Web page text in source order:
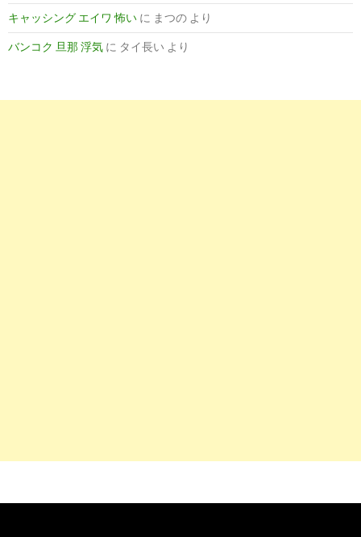
横浜市／医師、看護師、技師・技工士、カウンセラー／学歴不
8 http://nurse-senka.jp/contents/square/217066/
医師、看護師、技師・技工士、カウンセラー／学歴不問の転職
キャッシング エイワ 怖い に まつの より
バンコク 旦那 浮気 に タイ長い より